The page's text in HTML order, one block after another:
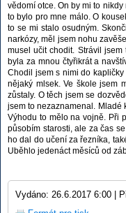
vědomí otce. On by mi to
to bylo pro mne málo. O
to se mi stalo osudným.
narkózy, měl jsem nohu
musel učit chodit. Strávil
byla za mnou čtyřikrát a
Chodil jsem s nimi do
nějaký mlsek. Ve škole jsem
zůstaly. O těch jsem se
jsem to nezaznamenal. Mladé
Výhodu to mělo na vojně. Při
působím starosti, ale za čas
ho dal do učení za řezníka,
Uběhlo jedenáct měsíců od
Vydáno: 26.6.2017 6:00 |